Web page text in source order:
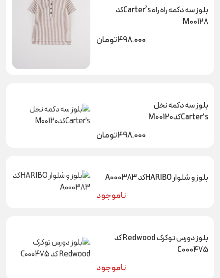
بلوز سه دکمه راه راه Carter’sکد
M00128
498.000تومان
بلوز سه دکمه نخل
Carter'sکدM00120
498.000تومان
بلوز و شلوار HARIBOکد A000383
ناموجود
بلوز دورس توکرک Redwood کد
C000475
ناموجود